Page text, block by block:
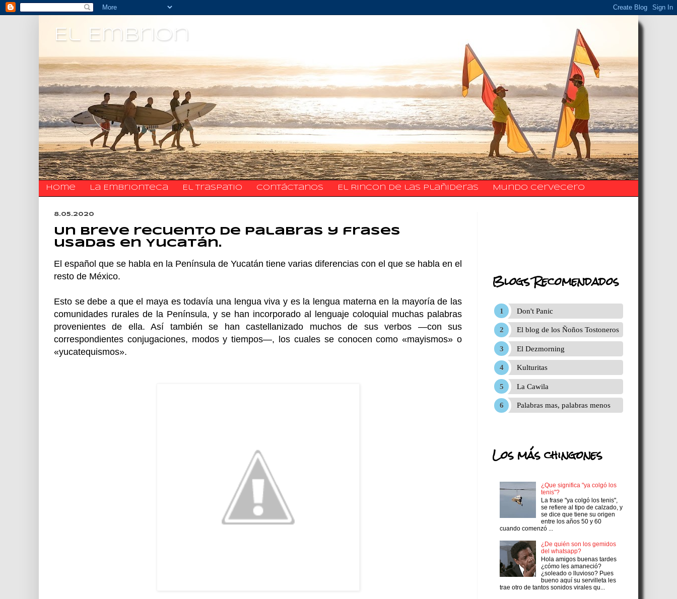
El Embrion
Home La Embrionteca El traspatio ​​​​​​​​​Contáctanos El Rincon de las Plañideras Mundo Cervecero
8.05.2020
Un breve recuento de palabras y frases
usadas en Yucatán.
El español que se habla en la Península de Yucatán tiene varias diferencias con el que se habla en el
resto de México.
Esto se debe a que el maya es todavía una lengua viva y es la lengua materna en la mayoría de las
comunidades rurales de la Península, y se han incorporado al lenguaje coloquial muchas palabras
provenientes de ella. Así también se han castellanizado muchos de sus verbos —con sus
correspondientes conjugaciones, modos y tiempos—, los cuales se conocen como «mayismos» o
«yucatequismos».
Blogs Recomendados
Don't Panic
El blog de los Ñoños Tostoneros
El Dezmorning
Kulturitas
La Cawila
Palabras mas, palabras menos
Los más chingones
¿Que significa "ya colgó los
tenis"?
La frase "ya colgó los tenis",
se refiere al tipo de calzado, y
se dice que tiene su origen
entre los años 50 y 60
cuando comenzó ...
¿De quién son los gemidos
del whatsapp?
Hola amigos buenas tardes
¿cómo les amaneció?
¿soleado o lluvioso? Pues
bueno aquí su servilleta les
trae otro de tantos sonidos virales qu...